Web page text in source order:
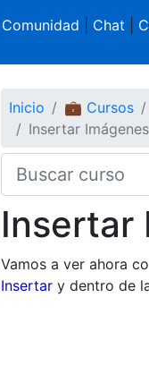
Comunidad Chat
Inicio 💼 Cursos
Insertar Imágenes
Insertar
Vamos a ver ahora
Insertary dentro de